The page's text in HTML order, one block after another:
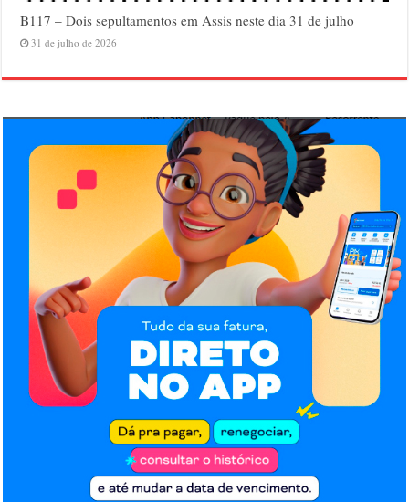
B117 – Dois sepultamentos em Assis neste dia 31 de julho
31 de julho de 2026